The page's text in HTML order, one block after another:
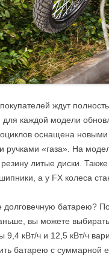
ждут
для каждой модели
оснащена
ручками «газа». На
литые диски.
а у FX колеса
долговечную батарею?
вы можете
9,4 кВт/ч и 12,5 кВт/ч
батарею с суммарной